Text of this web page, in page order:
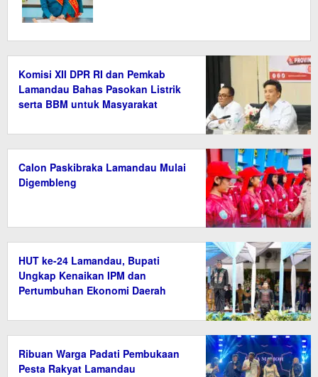
Komisi XII DPR RI dan Pemkab
Lamandau Bahas Pasokan Listrik
serta BBM untuk Masyarakat
Calon Paskibraka Lamandau Mulai
Digembleng
HUT ke-24 Lamandau, Bupati
Ungkap Kenaikan IPM dan
Pertumbuhan Ekonomi Daerah
Ribuan Warga Padati Pembukaan
Pesta Rakyat Lamandau